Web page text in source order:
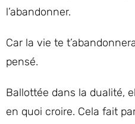
l’abandonner.
Car la vie te
pensé.
Ballottée dans la dualité,
en quoi croire. Cela fait